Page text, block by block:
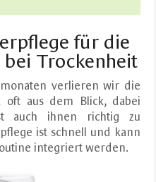
für die
bei Trockenheit
verlieren wir die
oft aus dem Blick, dabei
auch ihnen richtig zu
ist schnell und kann
integriert werden.